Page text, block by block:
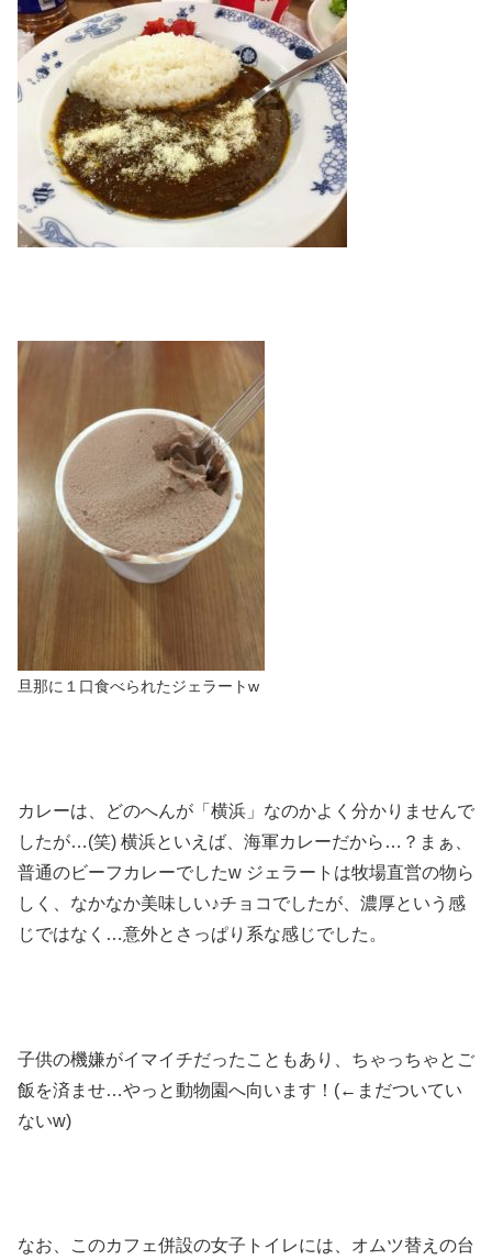
旦那に１口食べられたジェラートw
カレーは、どのへんが「横浜」なのかよく分かりませんで
したが…(笑) 横浜といえば、海軍カレーだから…？まぁ、
普通のビーフカレーでしたw ジェラートは牧場直営の物ら
しく、なかなか美味しい♪チョコでしたが、濃厚という感
じではなく…意外とさっぱり系な感じでした。
子供の機嫌がイマイチだったこともあり、ちゃっちゃとご
飯を済ませ…やっと動物園へ向います！(←まだついてい
ないw)
なお、このカフェ併設の女子トイレには、オムツ替えの台